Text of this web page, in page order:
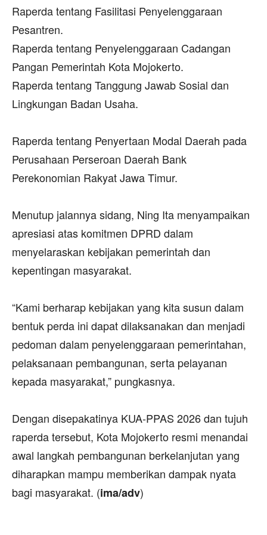
‎Raperda tentang Fasilitasi Penyelenggaraan
Pesantren.
‎Raperda tentang Penyelenggaraan Cadangan
Pangan Pemerintah Kota Mojokerto.
‎Raperda tentang Tanggung Jawab Sosial dan
Lingkungan Badan Usaha.
‎Raperda tentang Penyertaan Modal Daerah pada
Perusahaan Perseroan Daerah Bank
Perekonomian Rakyat Jawa Timur.
‎Menutup jalannya sidang, Ning Ita menyampaikan
apresiasi atas komitmen DPRD dalam
menyelaraskan kebijakan pemerintah dan
kepentingan masyarakat.
‎“Kami berharap kebijakan yang kita susun dalam
bentuk perda ini dapat dilaksanakan dan menjadi
pedoman dalam penyelenggaraan pemerintahan,
pelaksanaan pembangunan, serta pelayanan
kepada masyarakat,” pungkasnya.
‎Dengan disepakatinya KUA-PPAS 2026 dan tujuh
raperda tersebut, Kota Mojokerto resmi menandai
awal langkah pembangunan berkelanjutan yang
diharapkan mampu memberikan dampak nyata
bagi masyarakat. (ima/adv)